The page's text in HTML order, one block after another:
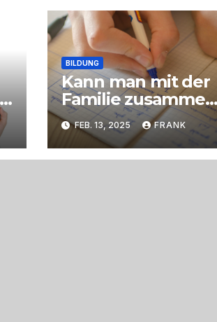
BILDUNG
Kann man mit der
Familie zusammen
eine neue Sprache
lernen?
FEB. 13, 2025 FRANK